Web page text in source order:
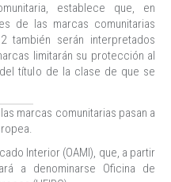
establece que, en
de las marcas comunitarias
también serán interpretados
limitarán su protección al
título de la clase de que se
marcas comunitarias pasan a
Interior (OAMI), que, a partir
a denominarse Oficina de